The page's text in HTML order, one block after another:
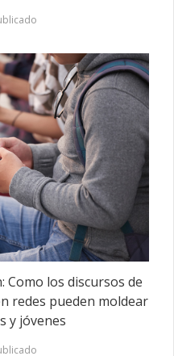
Como los discursos de
redes pueden moldear
y jóvenes